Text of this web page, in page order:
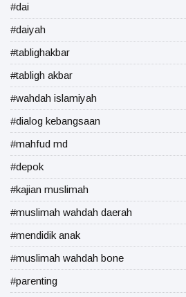
#dai
#daiyah
#tablighakbar
#tabligh akbar
#wahdah islamiyah
#dialog kebangsaan
#mahfud md
#depok
#kajian muslimah
#muslimah wahdah daerah
#mendidik anak
#muslimah wahdah bone
#parenting